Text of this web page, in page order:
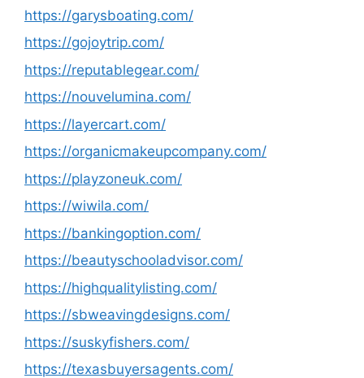
https://garysboating.com/
https://gojoytrip.com/
https://reputablegear.com/
https://nouvelumina.com/
https://layercart.com/
https://organicmakeupcompany.com/
https://playzoneuk.com/
https://wiwila.com/
https://bankingoption.com/
https://beautyschooladvisor.com/
https://highqualitylisting.com/
https://sbweavingdesigns.com/
https://suskyfishers.com/
https://texasbuyersagents.com/